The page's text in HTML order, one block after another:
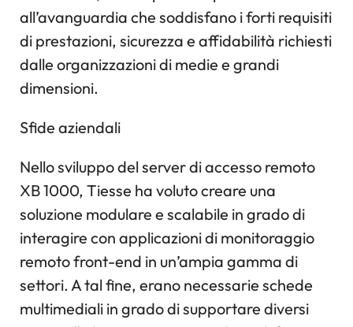
all’avanguardia che soddisfano i forti requisiti
di prestazioni, sicurezza e affidabilità richiesti
dalle organizzazioni di medie e grandi
dimensioni.
Sfide aziendali
Nello sviluppo del server di accesso remoto
XB 1000, Tiesse ha voluto creare una
soluzione modulare e scalabile in grado di
interagire con applicazioni di monitoraggio
remoto front-end in un’ampia gamma di
settori. A tal fine, erano necessarie schede
multimediali in grado di supportare diversi